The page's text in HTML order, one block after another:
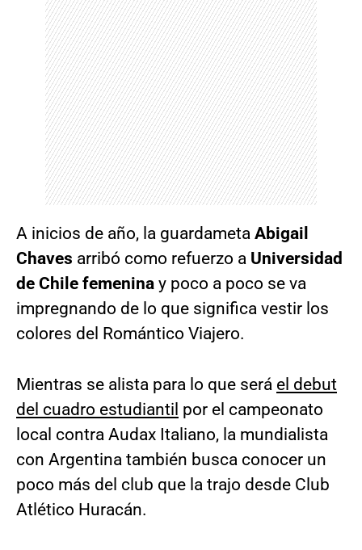
A inicios de año, la guardameta Abigail
Chaves arribó como refuerzo a Universidad
de Chile femenina y poco a poco se va
impregnando de lo que significa vestir los
colores del Romántico Viajero.
Mientras se alista para lo que será el debut
del cuadro estudiantil por el campeonato
local contra Audax Italiano, la mundialista
con Argentina también busca conocer un
poco más del club que la trajo desde Club
Atlético Huracán.